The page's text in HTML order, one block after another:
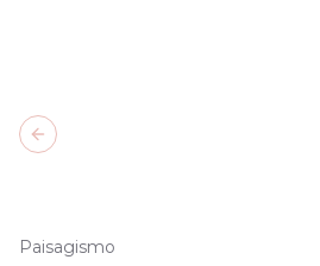
Paisagismo
Previous slide